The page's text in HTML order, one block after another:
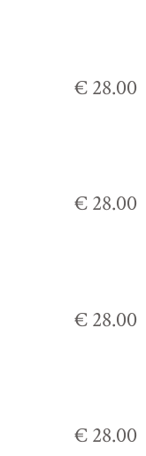
€ 28.00
€ 28.00
€ 28.00
€ 28.00